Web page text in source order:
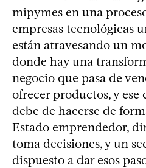
mipymes en una
empresas tecnológicas
están atravesando un
donde hay una
negocio que pasa de
ofrecer productos, y
debe de hacerse de
Estado emprendedor,
toma decisiones, y un
dispuesto a dar esos